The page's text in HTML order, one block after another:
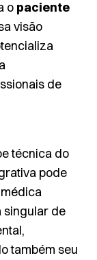
o paciente
visão
de
técnica do
pode
singular de
também seu